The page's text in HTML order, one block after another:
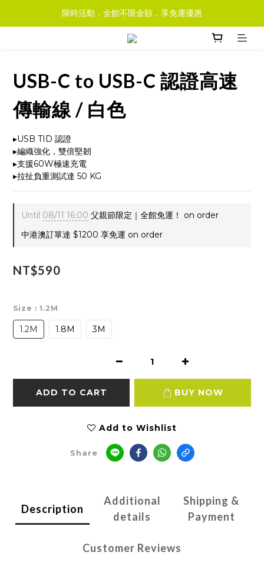
限時活動．全館不限金額．享免運優惠
USB-C to USB-C 認證高速
傳輸線 / 白色
▸USB TID 認證
▸編織強化，雙倍堅韌
▸支援60W極速充電
▸拉扯負重測試達 50 KG
Until 08/11 16:00 父親節限定｜全館免運！ on order
中港澳訂單達 $1200 享免運 on order
NT$590
Size : 1.2M
1.2M 1.8M 3M
ADD TO CART BUY NOW
Add to Wishlist
Share
Description
Additional
details
Shipping &
Payment
Customer Reviews